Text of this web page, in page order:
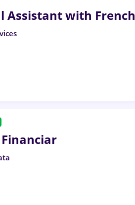
Assistant with French